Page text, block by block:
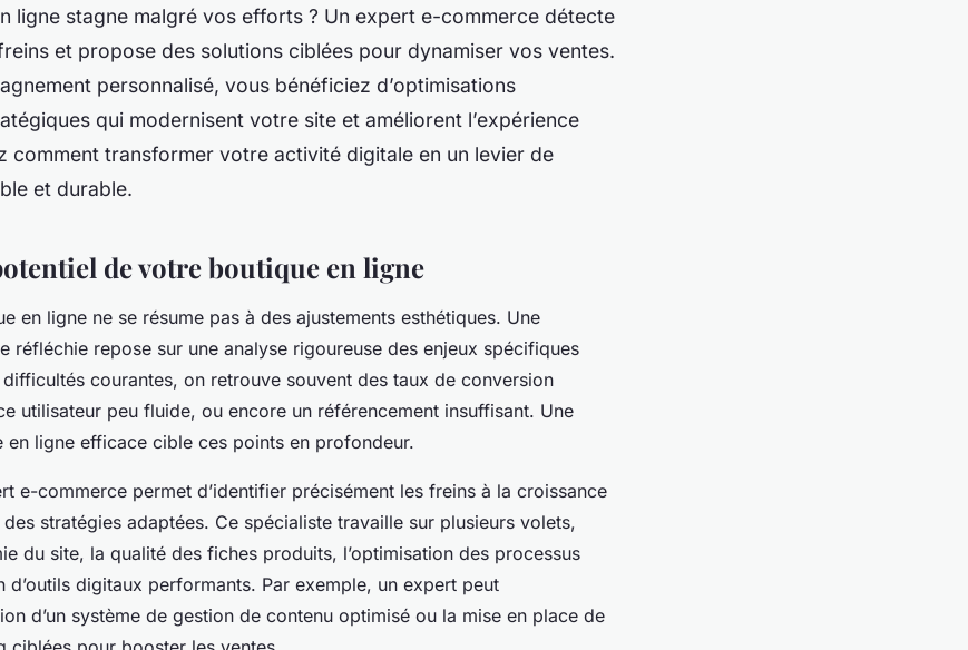
ligne stagne malgré vos efforts ? Un expert e-commerce détecte
et propose des solutions ciblées pour dynamiser vos ventes.
personnalisé, vous bénéficiez d’optimisations
qui modernisent votre site et améliorent l’expérience
comment transformer votre activité digitale en un levier de
et durable.
de votre boutique en ligne
en ligne ne se résume pas à des ajustements esthétiques. Une
réfléchie repose sur une analyse rigoureuse des enjeux spécifiques
courantes, on retrouve souvent des taux de conversion
utilisateur peu fluide, ou encore un référencement insuffisant. Une
en ligne efficace cible ces points en profondeur.
e-commerce permet d’identifier précisément les freins à la croissance
stratégies adaptées. Ce spécialiste travaille sur plusieurs volets,
du site, la qualité des fiches produits, l’optimisation des processus
d’outils digitaux performants. Par exemple, un expert peut
d’un système de gestion de contenu optimisé ou la mise en place de